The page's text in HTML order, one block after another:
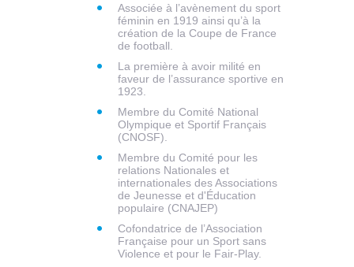
Associée à l’avènement du sport
féminin en 1919 ainsi qu’à la
création de la Coupe de France
de football.
La première à avoir milité en
faveur de l’assurance sportive en
1923.
Membre du Comité National
Olympique et Sportif Français
(CNOSF).
Membre du Comité pour les
relations Nationales et
internationales des Associations
de Jeunesse et d'Éducation
populaire (CNAJEP)
Cofondatrice de l’Association
Française pour un Sport sans
Violence et pour le Fair-Play.